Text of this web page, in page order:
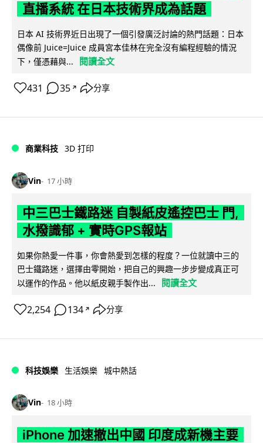
直播系統 在日本技術界成為話題
日本 AI 技術界近日出現了一個引發廣泛討論的熱門話題：日本
偶像前 Juice=Juice 成員宮本佳林在完全沒有編程經驗的情況
下，僅憑藉與...
閱讀全文
431 35 ↗ 分享
商業科技 3D 打印
Vin 17 小時
中三巴士鐵路迷 自製紙皮遙控巴士 門,
水撥識郁 + 實時GPS報站
如果你熱愛一件事，你會熱愛到怎樣的程度？一位就讀中三的
巴士鐵路迷，選擇由零開始，把自己的興趣一步步變成真正可
以運作的作品。他以紙皮親手製作出...
閱讀全文
2,254 134 ↗ 分享
科技娛樂 生活娛樂 城中熱話
Vin 18 小時
iPhone 加速撤出中國 印度成新機主要